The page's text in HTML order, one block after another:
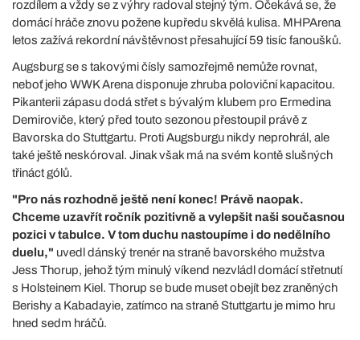
rozdílem a vždy se z výhry radoval stejný tým. Očekává se, že
domácí hráče znovu požene kupředu skvělá kulisa. MHPArena
letos zažívá rekordní návštěvnost přesahující 59 tisíc fanoušků.
Augsburg se s takovými čísly samozřejmě nemůže rovnat,
neboť jeho WWK Arena disponuje zhruba poloviční kapacitou.
Pikanterii zápasu dodá střet s bývalým klubem pro Ermedina
Demiroviče, který před touto sezonou přestoupil právě z
Bavorska do Stuttgartu. Proti Augsburgu nikdy neprohrál, ale
také ještě neskóroval. Jinak však má na svém kontě slušných
třináct gólů.
"Pro nás rozhodně ještě není konec! Právě naopak.
Chceme uzavřít ročník pozitivně a vylepšit naši současnou
pozici v tabulce. V tom duchu nastoupíme i do nedělního
duelu," uvedl dánský trenér na straně bavorského mužstva
Jess Thorup, jehož tým minulý víkend nezvládl domácí střetnutí
s Holsteinem Kiel. Thorup se bude muset obejít bez zraněných
Berishy a Kabadayie, zatímco na straně Stuttgartu je mimo hru
hned sedm hráčů.